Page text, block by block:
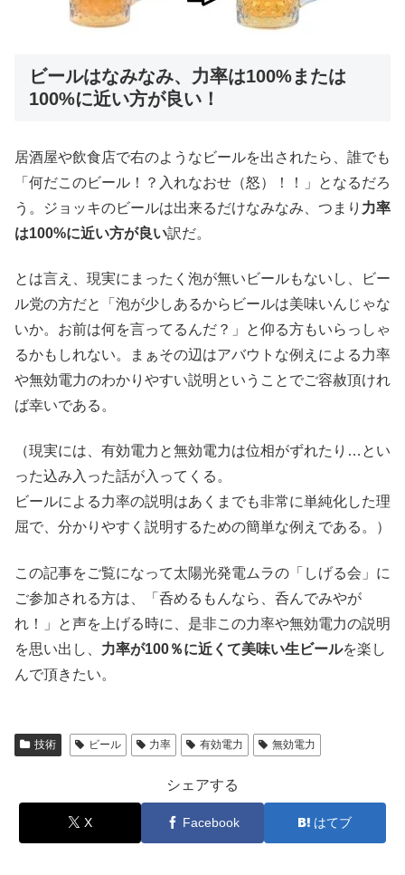
ビールはなみなみ、力率は100%または
100%に近い方が良い！
居酒屋や飲食店で右のようなビールを出されたら、誰でも
「何だこのビール！？入れなおせ（怒）！！」となるだろ
う。ジョッキのビールは出来るだけなみなみ、つまり 力率
は100%に近い方が良い訳だ。
とは言え、現実にまったく泡が無いビールもないし、ビー
ル党の方だと「泡が少しあるからビールは美味いんじゃな
いか。お前は何を言ってるんだ？」と仰る方もいらっしゃ
るかもしれない。まぁその辺はアバウトな例えによる力率
や無効電力のわかりやすい説明ということでご容赦頂けれ
ば幸いである。
（現実には、有効電力と無効電力は位相がずれたり…とい
った込み入った話が入ってくる。
ビールによる力率の説明はあくまでも非常に単純化した理
屈で、分かりやすく説明するための簡単な例えである。）
この記事をご覧になって太陽光発電ムラの「しげる会」に
ご参加される方は、「呑めるもんなら、呑んでみやが
れ！」と声を上げる時に、是非この力率や無効電力の説明
を思い出し、 力率が100％に近くて美味い生ビールを楽し
んで頂きたい。
技術 ビール 力率 有効電力 無効電力
シェアする
X Facebook はてブ